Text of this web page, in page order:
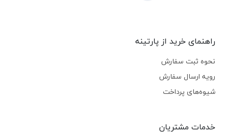
راهنمای خرید از پارتینه
نحوه ثبت سفارش
رویه ارسال سفارش
شیوه‌های پرداخت
خدمات مشتریان